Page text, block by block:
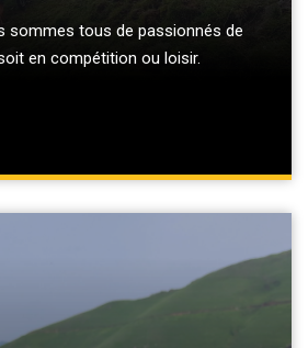
sommes tous de passionnés de
en compétition ou loisir.